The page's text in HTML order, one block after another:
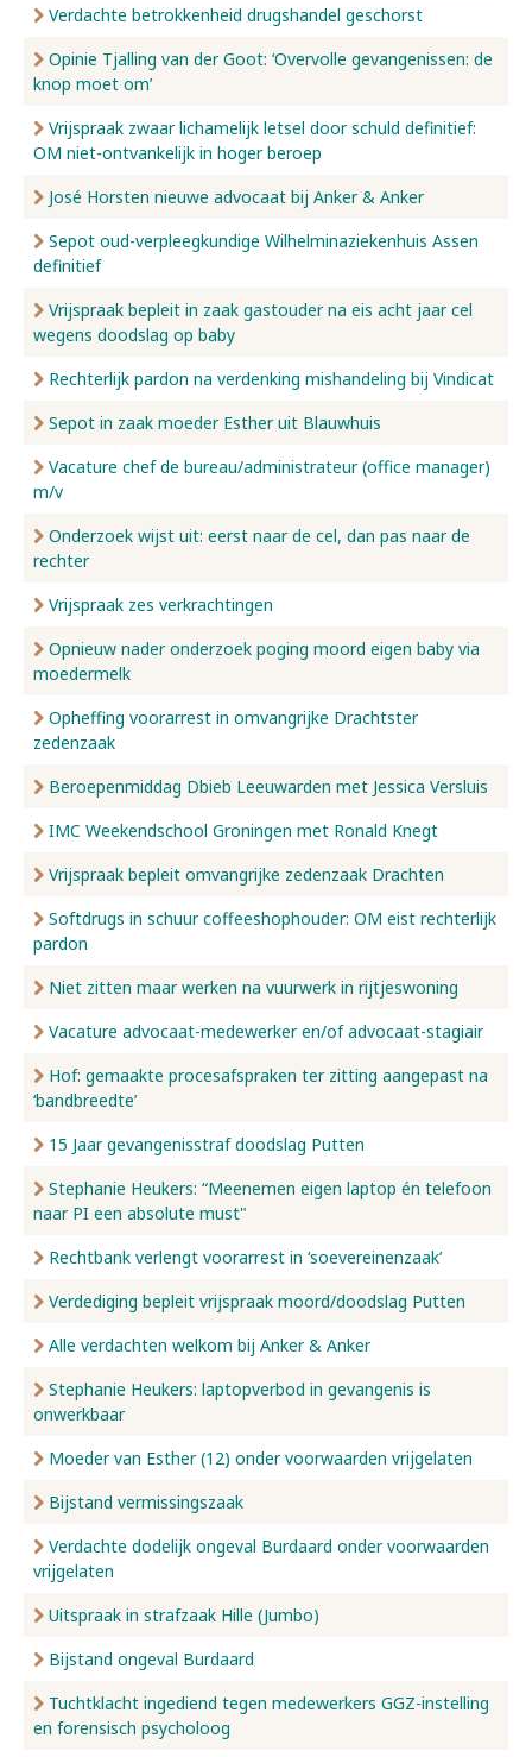
Verdachte betrokkenheid drugshandel geschorst
Opinie Tjalling van der Goot: ‘Overvolle gevangenissen: de
knop moet om’
Vrijspraak zwaar lichamelijk letsel door schuld definitief:
OM niet-ontvankelijk in hoger beroep
José Horsten nieuwe advocaat bij Anker & Anker
Sepot oud-verpleegkundige Wilhelminaziekenhuis Assen
definitief
Vrijspraak bepleit in zaak gastouder na eis acht jaar cel
wegens doodslag op baby
Rechterlijk pardon na verdenking mishandeling bij Vindicat
Sepot in zaak moeder Esther uit Blauwhuis
Vacature chef de bureau/administrateur (office manager)
m/v
Onderzoek wijst uit: eerst naar de cel, dan pas naar de
rechter
Vrijspraak zes verkrachtingen
Opnieuw nader onderzoek poging moord eigen baby via
moedermelk
Opheffing voorarrest in omvangrijke Drachtster
zedenzaak
Beroepenmiddag Dbieb Leeuwarden met Jessica Versluis
IMC Weekendschool Groningen met Ronald Knegt
Vrijspraak bepleit omvangrijke zedenzaak Drachten
Softdrugs in schuur coffeeshophouder: OM eist rechterlijk
pardon
Niet zitten maar werken na vuurwerk in rijtjeswoning
Vacature advocaat-medewerker en/of advocaat-stagiair
Hof: gemaakte procesafspraken ter zitting aangepast na
‘bandbreedte’
15 Jaar gevangenisstraf doodslag Putten
Stephanie Heukers: “Meenemen eigen laptop én telefoon
naar PI een absolute must"
Rechtbank verlengt voorarrest in ‘soevereinenzaak’
Verdediging bepleit vrijspraak moord/doodslag Putten
Alle verdachten welkom bij Anker & Anker
Stephanie Heukers: laptopverbod in gevangenis is
onwerkbaar
Moeder van Esther (12) onder voorwaarden vrijgelaten
Bijstand vermissingszaak
Verdachte dodelijk ongeval Burdaard onder voorwaarden
vrijgelaten
Uitspraak in strafzaak Hille (Jumbo)
Bijstand ongeval Burdaard
Tuchtklacht ingediend tegen medewerkers GGZ-instelling
en forensisch psycholoog